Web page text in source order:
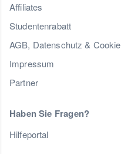
Affiliates
Studentenrabatt
AGB, Datenschutz &
Impressum
Partner
Haben Sie Fragen?
Hilfeportal